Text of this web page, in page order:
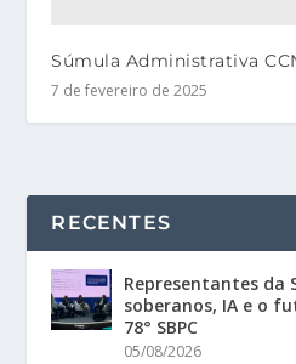
Súmula Administrativa
7 de fevereiro de 2025
RECENTES
Representantes da
soberanos, IA e o
78° SBPC
05/08/2026